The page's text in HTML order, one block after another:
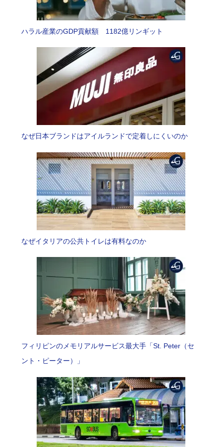
ハラル産業のGDP貢献額 1182億リンギット
なぜ日本ブランドはアイルランドで定着しにくいのか
なぜイタリアの公共トイレは有料なのか
フィリピンのメモリアルサービス最大手「St. Peter（セ
ント・ピーター）」